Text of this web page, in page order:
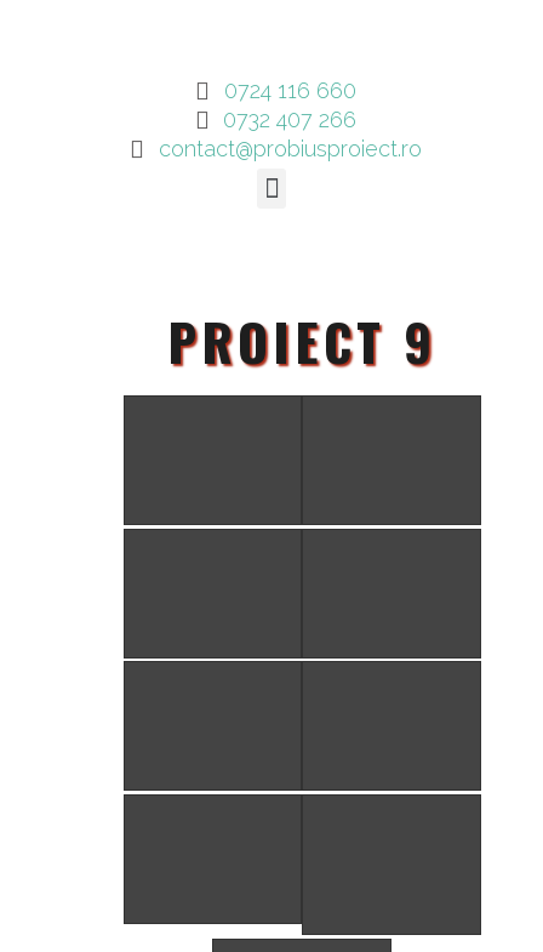
0724 116 660
0732 407 266
contact@probiusproiect.ro
PROIECT 9